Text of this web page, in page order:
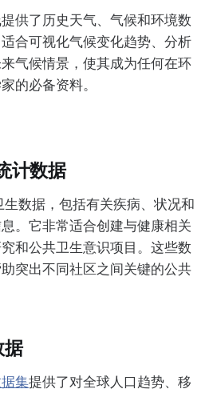
供了历史天气、气候和环境数
合可视化气候变化趋势、分析
气候情景，使其成为任何在环
的必备资料。
计数据
数据，包括有关疾病、状况和
。它非常适合创建与健康相关
和公共卫生意识项目。这些数
突出不同社区之间关键的公共
据
集提供了对全球人口趋势、移